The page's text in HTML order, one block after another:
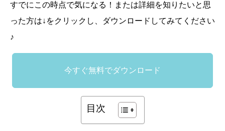
すでにこの時点で気になる！または詳細を知りたいと思
った方は↓をクリックし、ダウンロードしてみてください
♪
今すぐ無料でダウンロード
目次